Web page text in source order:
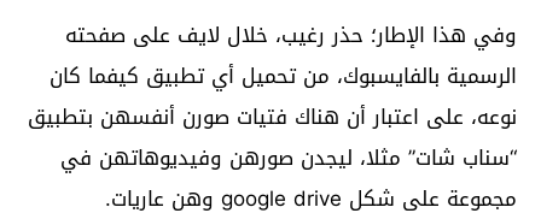
وفي هذا الإطار؛ حذر رغيب، خلال لايف على صفحته
الرسمية بالفايسبوك، من تحميل أي تطبيق كيفما كان
نوعه، على اعتبار أن هناك فتيات صورن أنفسهن بتطبيق
“سناب شات” مثلا، ليجدن صورهن وفيديوهاتهن في
مجموعة على شكل google drive وهن عاريات.